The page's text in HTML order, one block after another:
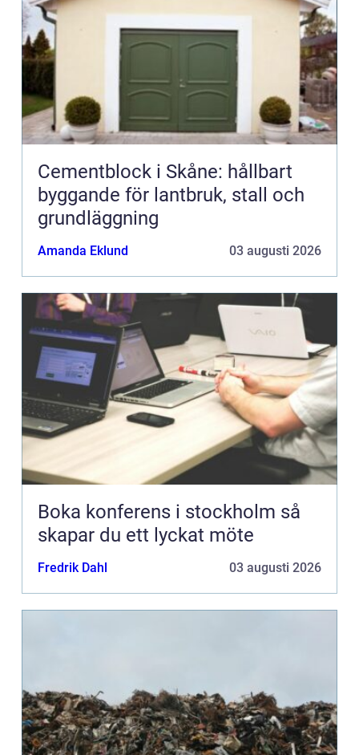
Cementblock i Skåne: hållbart
byggande för lantbruk, stall och
grundläggning
Amanda Eklund 03 augusti 2026
Boka konferens i stockholm så
skapar du ett lyckat möte
Fredrik Dahl 03 augusti 2026